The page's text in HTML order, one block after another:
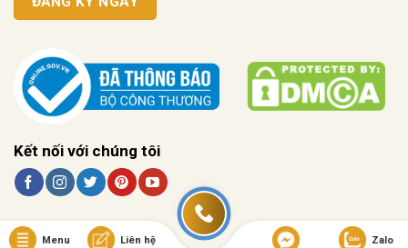
Kết nối với chúng tôi
Menu Liên hệ Zalo